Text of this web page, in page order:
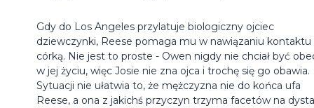
Gdy do Los Angeles przylatuje biologiczny ojciec
dziewczynki, Reese pomaga mu w nawiązaniu kontaktu
córką. Nie jest to proste - Owen nigdy nie chciał być
w jej życiu, więc Josie nie zna ojca i trochę się go obawia.
Sytuacji nie ułatwia to, że mężczyzna nie do końca ufa
Reese, a ona z jakichś przyczyn trzyma facetów na